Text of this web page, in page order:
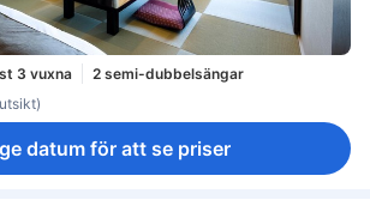
3 vuxna
2 semi-dubbelsängar
datum för att se priser